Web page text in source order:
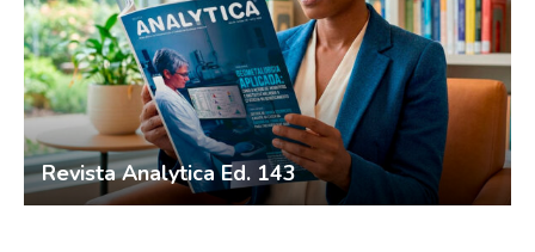
Revista Analytica Ed. 143